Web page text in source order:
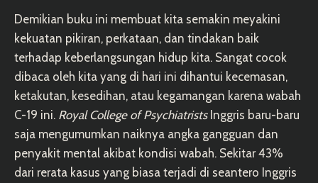
Demikian buku ini membuat kita semakin meyakini
kekuatan pikiran, perkataan, dan tindakan baik
terhadap keberlangsungan hidup kita. Sangat cocok
dibaca oleh kita yang di hari ini dihantui kecemasan,
ketakutan, kesedihan, atau kegamangan karena wabah
C-19 ini. Royal College of PsychiatristsInggris baru-baru
saja mengumumkan naiknya angka gangguan dan
penyakit mental akibat kondisi wabah. Sekitar 43%
dari rerata kasus yang biasa terjadi di seantero Inggris